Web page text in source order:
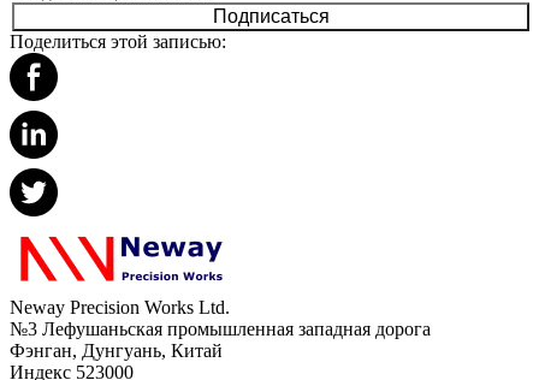
Подписаться
Поделиться этой записью:
Neway Precision Works Ltd.
№3 Лефушаньская промышленная западная дорога
Фэнган, Дунгуань, Китай
Индекс 523000